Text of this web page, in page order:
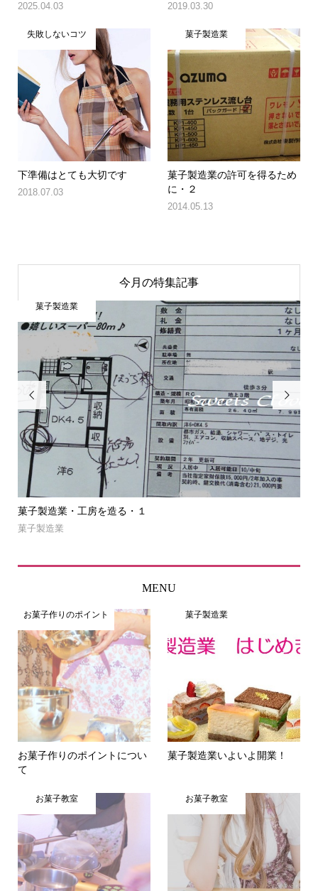
2025.04.03
2019.03.30
失敗しないコツ
下準備はとても大切です
2018.07.03
菓子製造業
菓子製造業の許可を得るため
に・２
2014.05.13
今月の特集記事

菓子製造業・工房を造る・１
菓子製造業
菓子製造業

MENU
お菓子作りのポイント
お菓子作りのポイントについ
て
菓子製造業
菓子製造業いよいよ開業！
お菓子教室 お菓子教室